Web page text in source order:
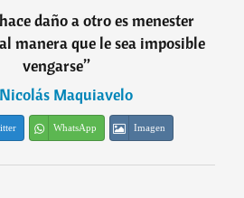
daño a otro es menester
manera que le sea imposible
vengarse”
Nicolás Maquiavelo
WhatsApp Imagen